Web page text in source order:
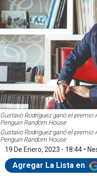
Gustavo Rodríguez ganó el premio
Penguin Random House
Gustavo Rodríguez ganó el premio
Penguin Random House
19 De Enero, 2023 - 18:44 •
Agregar La Lista en